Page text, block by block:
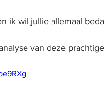
ik wil jullie allemaal
van deze prachtige